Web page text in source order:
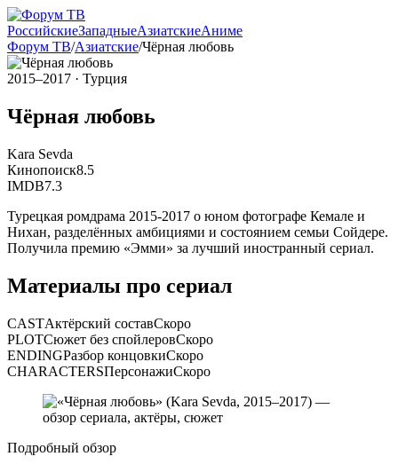
РоссийскиеЗападныеАзиатскиеАниме
Форум ТВ/Азиатские/Чёрная любовь
2015–2017 · Турция
Чёрная любовь
Kara Sevda
Кинопоиск8.5
IMDB7.3
Турецкая ромдрама 2015-2017 о юном фотографе Кемале и
Нихан, разделённых амбициями и состоянием семьи Сойдере.
Получила премию «Эмми» за лучший иностранный сериал.
Материалы про сериал
CASTАктёрский составСкоро
PLOTСюжет без спойлеровСкоро
ENDINGРазбор концовкиСкоро
CHARACTERSПерсонажиСкоро
Подробный обзор